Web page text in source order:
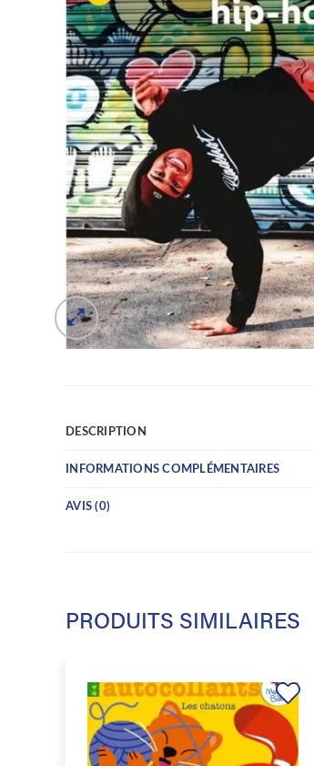
DESCRIPTION
INFORMATIONS COMPLÉMENTAIRES
AVIS (0)
PRODUITS SIMILAIRES
Ajouter
à la
liste de
souhaits